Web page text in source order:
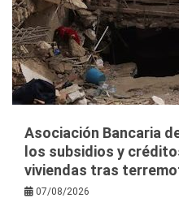
Asociación Bancaria
los subsidios y
viviendas tras
07/08/2026